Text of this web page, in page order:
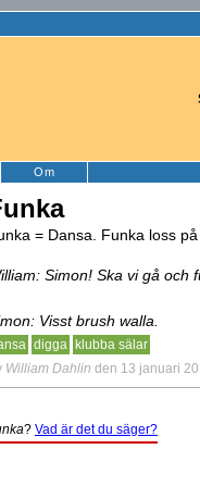
Om
= Dansa. Funka loss
Simon! Ska vi gå och
Visst brush walla.
digga
klubba sälar
William Dahlin den 13 januari
? Vad är det du säger?